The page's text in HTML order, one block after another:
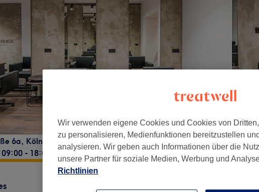
6a, Köln, Neustadt-Nord, 50674
- 18:00
Wir verwenden eigene Cookies und Cookies von
zu personalisieren, Medienfunktionen bereitzustellen
analysieren. Wir geben auch Informationen über die
unsere Partner für soziale Medien, Werbung und
Richtlinien